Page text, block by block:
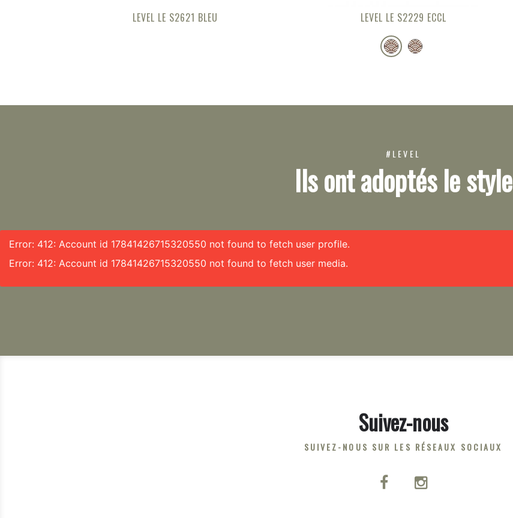
LEVEL LE S2621 BLEU LEVEL LE S2229 ECCL
#LEVEL
Ils ont adoptés le style
Error: 412: Account id 17841426715320550 not found to fetch user profile.
Error: 412: Account id 17841426715320550 not found to fetch user media.
Suivez-nous
SUIVEZ-NOUS SUR LES RÉSEAUX SOCIAUX